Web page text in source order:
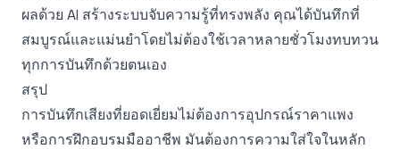
ผลด้วย AI สร้างระบบจับความรู้ที่ทรงพลัง คุณได้บันทึกที่
สมบูรณ์และแม่นยำโดยไม่ต้องใช้เวลาหลายชั่วโมงทบทวน
ทุกการบันทึกด้วยตนเอง
สรุป
การบันทึกเสียงที่ยอดเยี่ยมไม่ต้องการอุปกรณ์ราคาแพง
หรือการฝึกอบรมมืออาชีพ มันต้องการความใส่ใจในหลัก